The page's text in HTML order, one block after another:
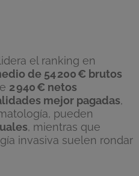
lidera el ranking en
de 54200€ brutos
2940€ netos
mejor pagadas,
pueden
, mientras que
invasiva suelen rondar